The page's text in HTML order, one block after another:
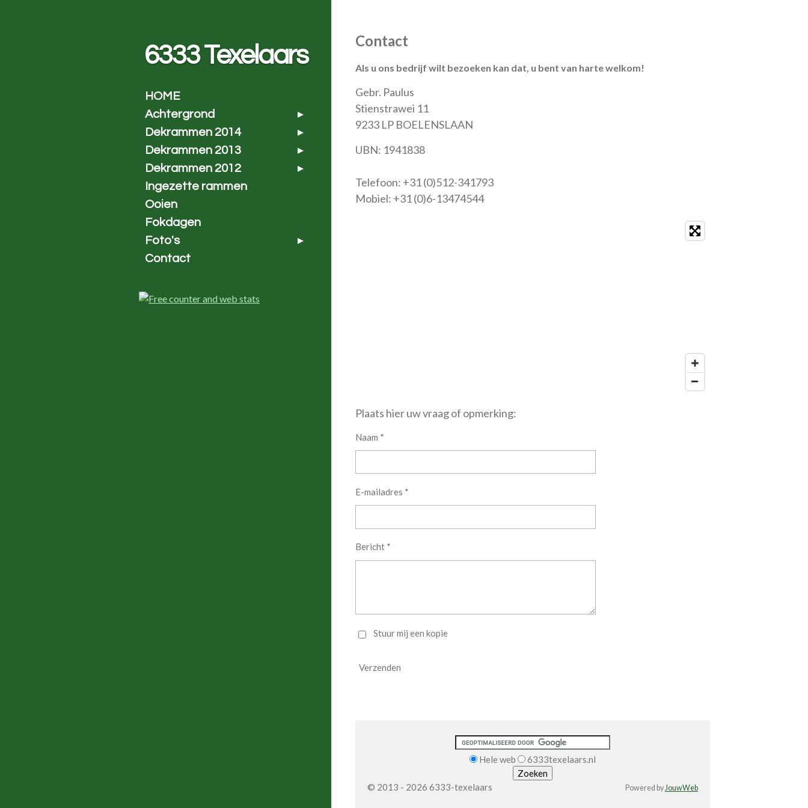
Contact
Als u ons bedrijf wilt bezoeken kan dat, u bent van harte welkom!
Gebr. Paulus
Stienstrawei 11
9233 LP BOELENSLAAN
UBN: 1941838
Telefoon: +31 (0)512-341793
Mobiel: +31 (0)6-13474544
Plaats hier uw vraag of opmerking:
Naam *
E-mailadres *
Bericht *
Stuur mij een kopie
Verzenden
Hele web 6333texelaars.nl
© 2013 - 2026 6333-texelaars Powered by JouwWeb
6333 Texelaars
HOME
Achtergrond
Dekrammen 2014
Dekrammen 2013
Dekrammen 2012
Ingezette rammen
Ooien
Fokdagen
Foto's
Contact